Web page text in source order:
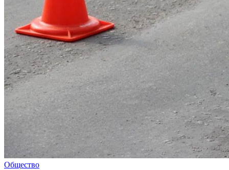
Общество